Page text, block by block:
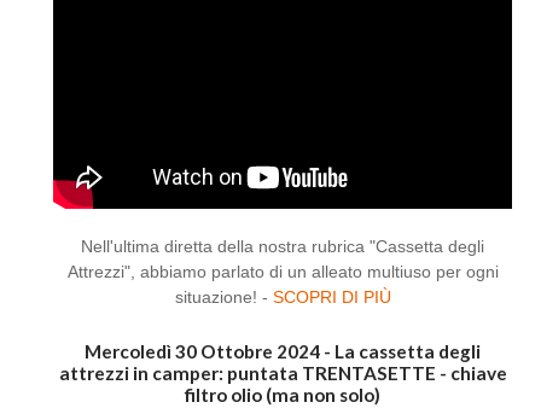
Nell'ultima diretta della nostra rubrica "Cassetta degli
Attrezzi", abbiamo parlato di un alleato multiuso per ogni
situazione! - SCOPRI DI PIÙ
Mercoledì 30 Ottobre 2024 - La cassetta degli
attrezzi in camper: puntata TRENTASETTE - chiave
filtro olio (ma non solo)